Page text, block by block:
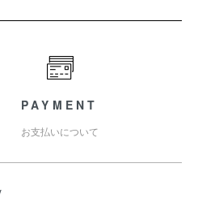
PAYMENT
お支払いについて